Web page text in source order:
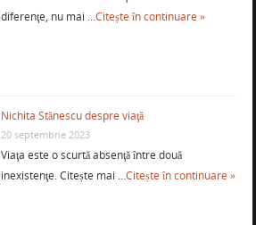
diferenţe, nu mai …Citește în continuare »
Nichita Stănescu despre viaţă
20 septembrie 2023
Viaţa este o scurtă absenţă între două
inexistenţe. Citește mai …Citește în continuare »